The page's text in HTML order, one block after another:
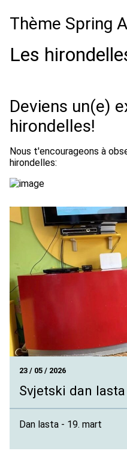
Thème Spring
Les
Deviens un(e)
hirondelles!
Nous t'encourageons à
hirondelles:
23 / 05 / 2026
Svjetski dan
Dan lasta - 19. mart